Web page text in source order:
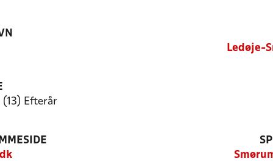
Ledøje-
(13) Efterår